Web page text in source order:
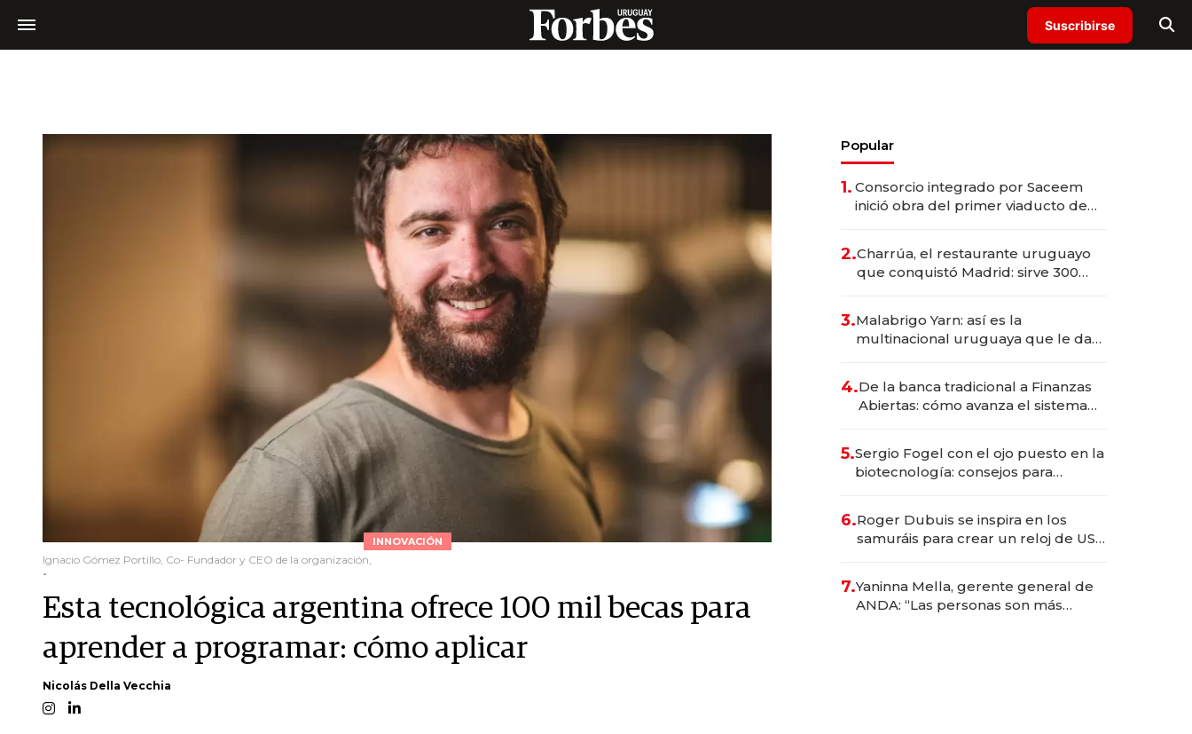
Suscribirse
INNOVACIÓN
Ignacio Gómez Portillo, Co- Fundador y CEO de la organización,
-
Esta tecnológica argentina ofrece 100 mil becas para
aprender a programar: cómo aplicar
Nicolás Della Vecchia
Popular
1. Consorcio integrado por Saceem
inició obra del primer viaducto de
millones
2.Charrúa, el restaurante uruguayo
que conquistó Madrid: sirve 300
prepara apertura
3.Malabrigo Yarn: así es la
multinacional uruguaya que le da
4.De la banca tradicional a Finanzas
Abiertas: cómo avanza el sistema
5.Sergio Fogel con el ojo puesto en la
biotecnología: consejos para
6.Roger Dubuis se inspira en los
samuráis para crear un reloj de US$
7.Yaninna Mella, gerente general de
ANDA: “Las personas son más